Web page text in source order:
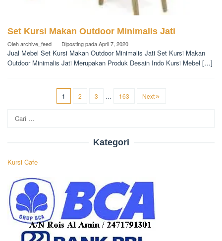
Set Kursi Makan Outdoor Minimalis Jati
Oleharchive_feed Diposting padaApril 7, 2020
Jual Mebel Set Kursi Makan Outdoor Minimalis Jati Set Kursi Makan
Outdoor Minimalis Jati Merupakan Produk Desain Indo Kursi Mebel […]
1 2 3 … 163 Next
untuk:
Kategori
Kursi Cafe